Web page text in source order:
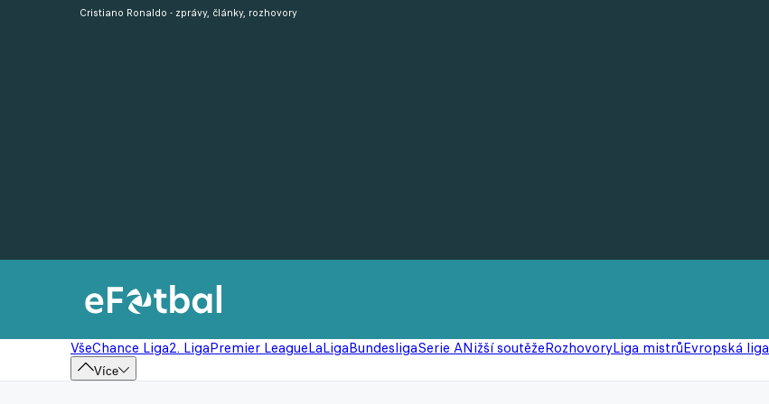
VšeChance Liga2. LigaPremier LeagueLaLigaBundesligaSerie ANižší soutěžeRozhovoryLiga mistrůEvropská liga
Více
Cristiano Ronaldo - zprávy, články, rozhovory